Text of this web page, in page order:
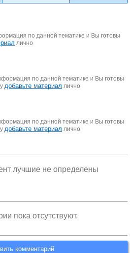
по данной тематике и Вы готовы
лично
по данной тематике и Вы готовы
добавьте материал лично
по данной тематике и Вы готовы
добавьте материал лично
лучшие не определены
пока отсутствуют.
комментарий